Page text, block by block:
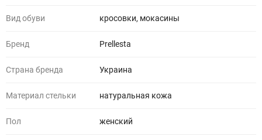
Вид обуви кросовки, мокасины
Бренд Prellesta
Страна бренда Украина
Материал стельки натуральная кожа
Пол женский